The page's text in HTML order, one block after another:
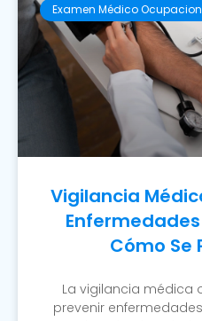
Examen Médico
Vigilancia
Cómo Se
La vigilancia médica
prevenir